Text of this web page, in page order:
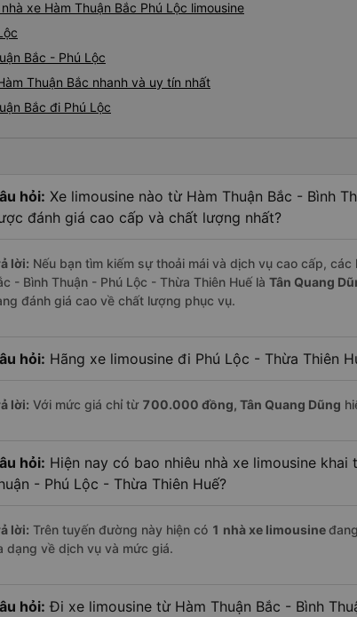
xe Hàm Thuận Bắc Phú Lộc limousine
Bắc - Phú Lộc
Thuận Bắc nhanh và uy tín nhất
Bắc đi Phú Lộc
hỏi: Xe limousine nào từ Hàm Thuận Bắc - Bình
đánh giá cao cấp và chất lượng nhất?
lời: Nếu bạn tìm kiếm sự thoải mái và dịch vụ cao cấp,
- Bình Thuận - Phú Lộc - Thừa Thiên Huế là Tân Quang
đánh giá cao về chất lượng phục vụ.
hỏi: Hãng xe limousine đi Phú Lộc - Thừa Thiên
lời: Với mức giá chỉ từ 700.000 đồng, Tân Quang Dũng
hỏi: Hiện nay có bao nhiêu nhà xe limousine khai
- Phú Lộc - Thừa Thiên Huế?
lời: Trên tuyến đường này hiện có 1 nhà xe limousine
dạng về dịch vụ và mức giá.
hỏi: Đi xe limousine từ Hàm Thuận Bắc - Bình